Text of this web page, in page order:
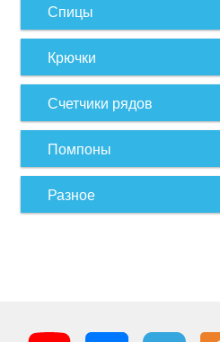
Спицы
Крючки
Счетчики рядов
Помпоны
Разное